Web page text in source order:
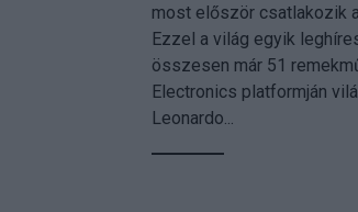
most először csatlakozik
Ezzel a világ egyik
összesen már 51
Electronics platformján
Leonardo...